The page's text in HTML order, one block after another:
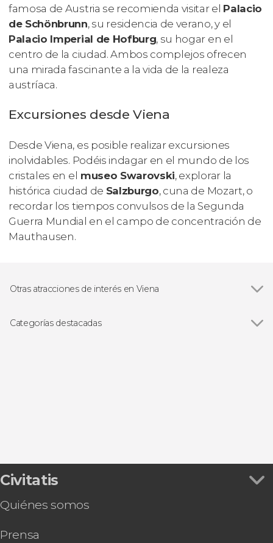
famosa de Austria se recomienda visitar el Palacio
de Schönbrunn, su residencia de verano, y el
Palacio Imperial de Hofburg, su hogar en el
centro de la ciudad. Ambos complejos ofrecen
una mirada fascinante a la vida de la realeza
austríaca.
Excursiones desde Viena
Desde Viena, es posible realizar excursiones
inolvidables. Podéis indagar en el mundo de los
cristales en el museo Swarovski, explorar la
histórica ciudad de Salzburgo, cuna de Mozart, o
recordar los tiempos convulsos de la Segunda
Guerra Mundial en el campo de concentración de
Mauthausen.
Otras atracciones de interés en Viena
Palacio Schönbrunn
Categorías destacadas
Civitatis
Quiénes somos
Prensa